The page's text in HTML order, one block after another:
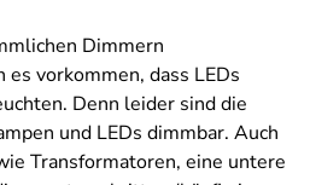
Dimmern
vorkommen, dass LEDs
Denn leider sind die
und LEDs dimmbar. Auch
Transformatoren, eine untere